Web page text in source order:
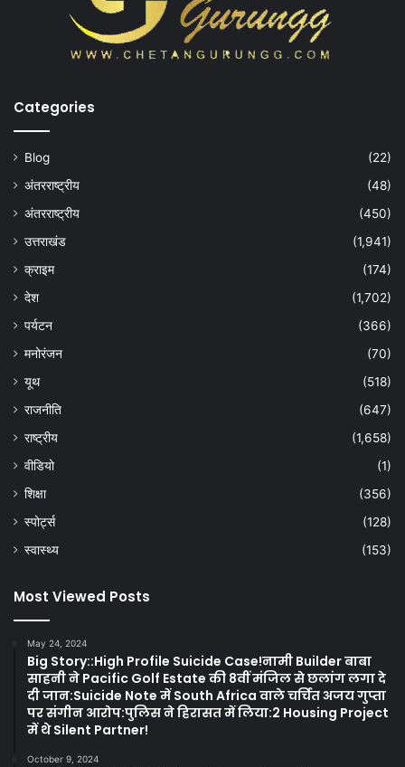
Categories
Blog
(22)
अंतरराष्ट्रीय
(48)
अंतरराष्ट्रीय
(450)
उत्तराखंड
(1,941)
क्राइम
(174)
देश
(1,702)
पर्यटन
(366)
मनोरंजन
(70)
यूथ
(518)
राजनीति
(647)
राष्ट्रीय
(1,658)
वीडियो
(1)
शिक्षा
(356)
स्पोर्ट्स
(128)
स्वास्थ्य
(153)
Most Viewed Posts
May 24, 2024
Big Story::High Profile Suicide Case!नामी Builder बाबा
साहनी ने Pacific Golf Estate की 8वीं मंजिल से छलांग लगा दे
दी जान:Suicide Note में South Africa वाले चर्चित अजय गुप्ता
पर संगीन आरोप:पुलिस ने हिरासत में लिया:2 Housing Project
में थे Silent Partner!
October 9, 2024